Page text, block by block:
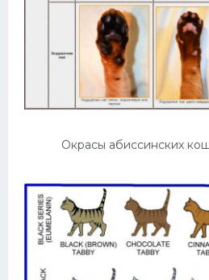
Окрасы абиссинских